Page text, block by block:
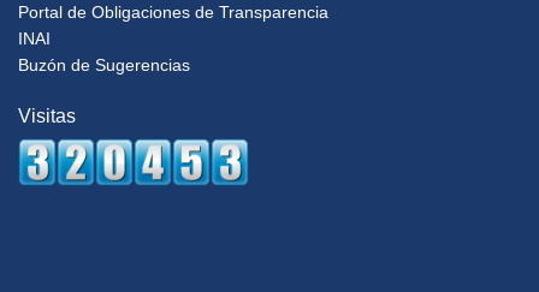
Portal de Obligaciones de Transparencia
INAI
Buzón de Sugerencias
Visitas